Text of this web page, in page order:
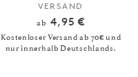
VERSAND
ab 4,95 €
Kostenloser Versand ab 70€ und
nur innerhalb Deutschlands.